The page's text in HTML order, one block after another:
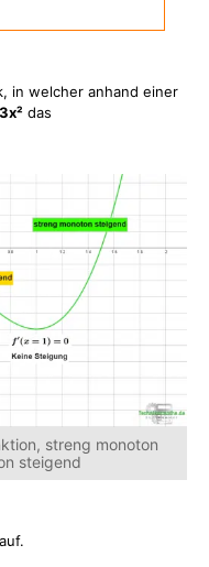
in welcher anhand einer
das
streng monoton
steigend